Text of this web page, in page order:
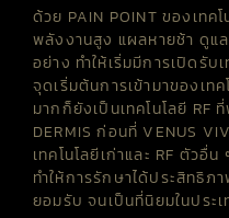
ด้วย PAIN POINTของเทค
พลังงานสูง แผลหายช้า ดูแ
อย่าง ทำให้เริ่มมีการเปิดรับ
จุดเริ่มต้นการเข้ามาของเทค
มากก็ยังเป็นเทคโนโลยี RF
DERMISก่อนที่ VENUS
เทคโนโลยีเก่าและ RF ตัวอื่น
ทำให้การรักษาได้ประสิทธิภ
ยอมรับ จนเป็นที่นิยมในประ